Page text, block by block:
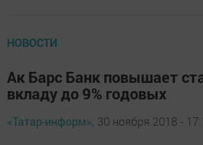
НОВОСТИ
Ак Барс Банк повышает
вкладу до 9% годовых
«Татар-информ», 30 ноября 2018 -